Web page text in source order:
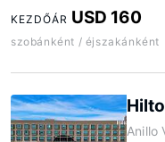
KEZDŐÁR USD 160
szobánként / éjszakánként
Anillo